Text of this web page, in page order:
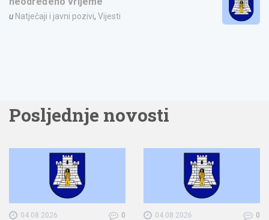
u Natječaji i javni pozivi, Vijesti
Posljednje novosti
04.08.2026 0 04.08.2026 0